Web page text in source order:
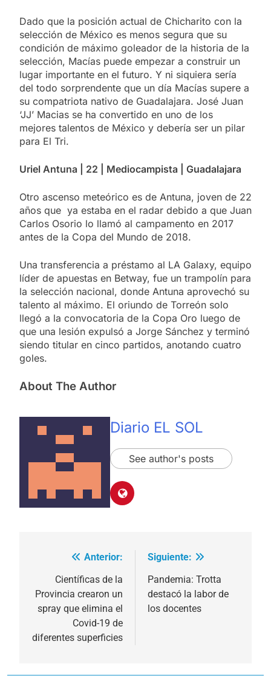
Dado que la posición actual de Chicharito con la
selección de México es menos segura que su
condición de máximo goleador de la historia de la
selección, Macías puede empezar a construir un
lugar importante en el futuro. Y ni siquiera sería
del todo sorprendente que un día Macías supere a
su compatriota nativo de Guadalajara. José Juan
‘JJ’ Macias se ha convertido en uno de los
mejores talentos de México y debería ser un pilar
para El Tri.
Uriel Antuna | 22 | Mediocampista | Guadalajara
Otro ascenso meteórico es de Antuna, joven de 22
años que ya estaba en el radar debido a que Juan
Carlos Osorio lo llamó al campamento en 2017
antes de la Copa del Mundo de 2018.
Una transferencia a préstamo al LA Galaxy, equipo
líder de apuestas en Betway, fue un trampolín para
la selección nacional, donde Antuna aprovechó su
talento al máximo. El oriundo de Torreón solo
llegó a la convocatoria de la Copa Oro luego de
que una lesión expulsó a Jorge Sánchez y terminó
siendo titular en cinco partidos, anotando cuatro
goles.
About The Author
Diario EL SOL
See author's posts
Navegación
entradas
Anterior:
Científicas de la
Provincia crearon un
spray que elimina el
Covid-19 de
diferentes superficies
Siguiente:
Pandemia: Trotta
destacó la labor de
los docentes